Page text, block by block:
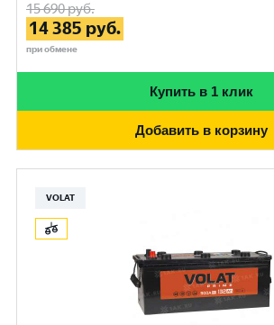
15 690руб.
14 385 руб.
при обмене
Купить в 1 клик
Добавить в корзину
VOLAT